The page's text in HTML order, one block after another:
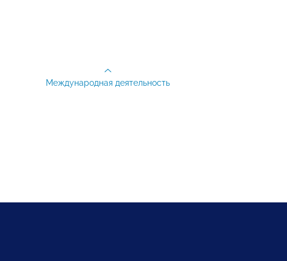
Международная деятельность